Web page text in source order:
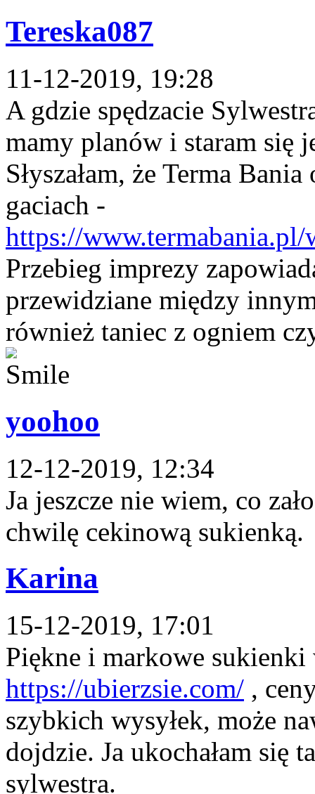
Tereska087
11-12-2019, 19:28
A gdzie spędzacie
mamy planów i staram się
Słyszałam, że Terma
gaciach -
https://
Przebieg imprezy
przewidziane między
również taniec z ogniem
yoohoo
12-12-2019, 12:34
Ja jeszcze nie wiem, co
chwilę cekinową sukienką.
Karina
15-12-2019, 17:01
Piękne i markowe sukienki
https://ubierzsie.com/ ,
szybkich wysyłek, może
dojdzie. Ja ukochałam się
sylwestra.